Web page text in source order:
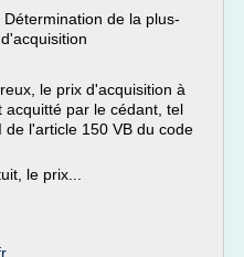
de la plus-
le prix d'acquisition à
acquitté par le cédant, tel
l'article 150 VB du code
le prix...